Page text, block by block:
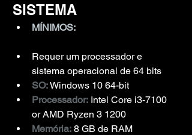
SISTEMA
MÍNIMOS:
Requer um processador e
sistema operacional de 64 bits
SO: Windows 10 64-bit
Processador: Intel Core i3-7100
or AMD Ryzen 3 1200
Memória: 8 GB de RAM